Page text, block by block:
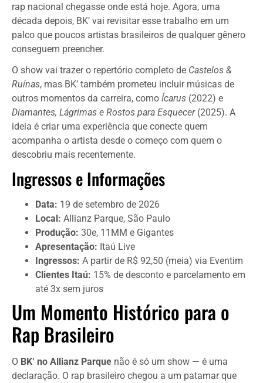
rap nacional chegasse onde está hoje. Agora, uma
década depois, BK’ vai revisitar esse trabalho em um
palco que poucos artistas brasileiros de qualquer gênero
conseguem preencher.
O show vai trazer o repertório completo de Castelos &
Ruínas, mas BK’ também prometeu incluir músicas de
outros momentos da carreira, como Ícarus (2022) e
Diamantes, Lágrimas e Rostos para Esquecer(2025). A
ideia é criar uma experiência que conecte quem
acompanha o artista desde o começo com quem o
descobriu mais recentemente.
Ingressos e Informações
Data: 19 de setembro de 2026
Local: Allianz Parque, São Paulo
Produção: 30e, 11MM e Gigantes
Apresentação: Itaú Live
Ingressos: A partir de R$ 92,50 (meia) via Eventim
Clientes Itaú: 15% de desconto e parcelamento em
até 3x sem juros
Um Momento Histórico para o
Rap Brasileiro
O BK’ no Allianz Parque não é só um show — é uma
declaração. O rap brasileiro chegou a um patamar que